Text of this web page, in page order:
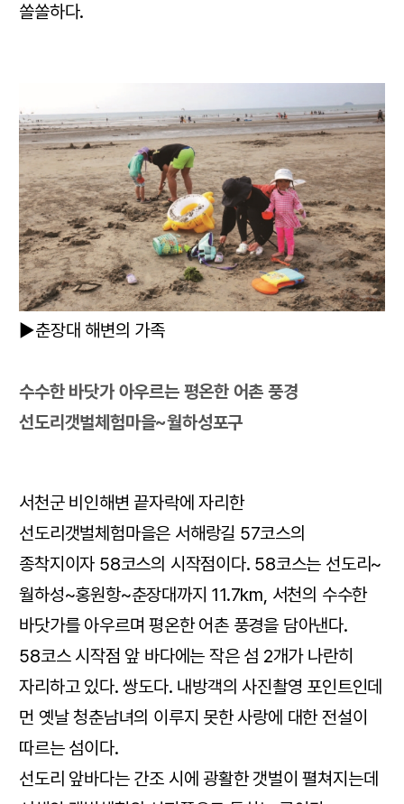
쏠쏠하다.
▶춘장대 해변의 가족
수수한 바닷가 아우르는 평온한 어촌 풍경
선도리갯벌체험마을~월하성포구
서천군 비인해변 끝자락에 자리한
선도리갯벌체험마을은 서해랑길 57코스의
종착지이자 58코스의 시작점이다. 58코스는 선도리~
월하성~홍원항~춘장대까지 11.7km, 서천의 수수한
바닷가를 아우르며 평온한 어촌 풍경을 담아낸다.
58코스 시작점 앞 바다에는 작은 섬 2개가 나란히
자리하고 있다. 쌍도다. 내방객의 사진촬영 포인트인데
먼 옛날 청춘남녀의 이루지 못한 사랑에 대한 전설이
따르는 섬이다.
선도리 앞바다는 간조 시에 광활한 갯벌이 펼쳐지는데